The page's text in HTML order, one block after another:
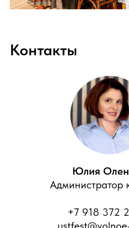
Контакты
Юлия
Администратор
+7 918 372